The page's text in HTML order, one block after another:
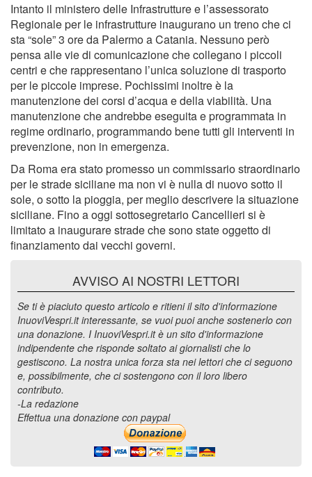
Intanto il ministero delle Infrastrutture e l’assessorato
Regionale per le infrastrutture inaugurano un treno che ci
sta “sole” 3 ore da Palermo a Catania. Nessuno però
pensa alle vie di comunicazione che collegano i piccoli
centri e che rappresentano l’unica soluzione di trasporto
per le piccole imprese. Pochissimi inoltre è la
manutenzione dei corsi d’acqua e della viabilità. Una
manutenzione che andrebbe eseguita e programmata in
regime ordinario, programmando bene tutti gli interventi in
prevenzione, non in emergenza.
Da Roma era stato promesso un commissario straordinario
per le strade siciliane ma non vi è nulla di nuovo sotto il
sole, o sotto la pioggia, per meglio descrivere la situazione
siciliane. Fino a oggi sottosegretario Cancellieri si è
limitato a inaugurare strade che sono state oggetto di
finanziamento dai vecchi governi.
AVVISO AI NOSTRI LETTORI
Se ti è piaciuto questo articolo e ritieni il sito d'informazione
InuoviVespri.it interessante, se vuoi puoi anche sostenerlo con
una donazione. I InuoviVespri.it è un sito d'informazione
indipendente che risponde soltato ai giornalisti che lo
gestiscono. La nostra unica forza sta nei lettori che ci seguono
e, possibilmente, che ci sostengono con il loro libero
contributo.
-La redazione
Effettua una donazione con paypal